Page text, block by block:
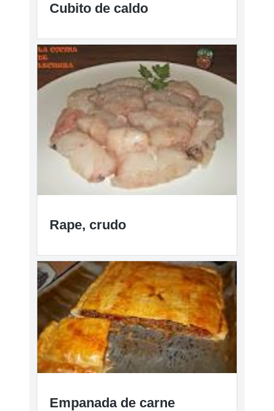
Cubito de caldo
Rape, crudo
Empanada de carne